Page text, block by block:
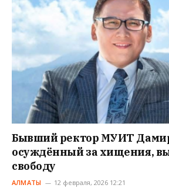
Бывший ректор МУИТ
осуждённый за хищения,
свободу
АЛМАТЫ 12 февраля, 2026 12:21